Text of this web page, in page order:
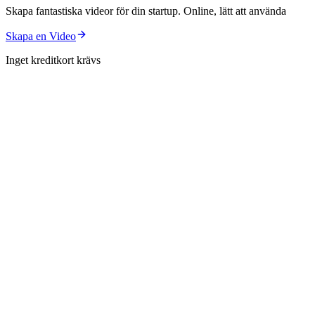
Skapa fantastiska videor för din startup. Online, lätt att använda
Skapa en Video
Inget kreditkort krävs